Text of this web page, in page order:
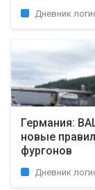
Дневник
Германия:
новые
фургонов
Дневник